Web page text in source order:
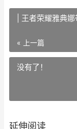
| 王者荣耀雅典
« 上一篇
没有了！
延伸阅读